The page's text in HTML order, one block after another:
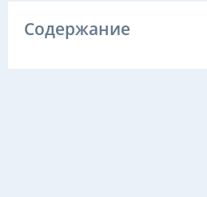
Содержание